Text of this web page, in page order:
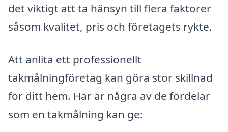
det viktigt att ta hänsyn till flera faktorer
såsom kvalitet, pris och företagets rykte.
Att anlita ett professionellt
takmålningföretag kan göra stor skillnad
för ditt hem. Här är några av de fördelar
som en takmålning kan ge: